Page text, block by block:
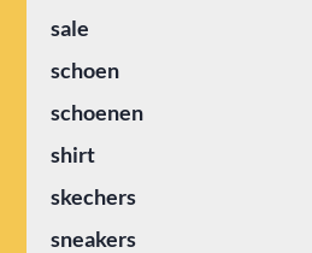
sale
schoen
schoenen
shirt
skechers
sneakers